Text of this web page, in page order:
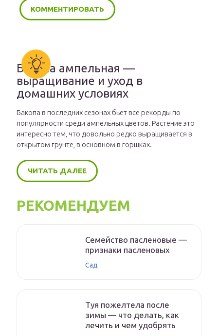
Бакопа ампельная —
выращивание и уход в
домашних условиях
Бакопа в последних сезонах бьет все рекорды по
популярности среди ампельных цветов. Растение это
интересно тем, что довольно редко выращивается в
открытом грунте, в основном в горшках.
ЧИТАТЬ ДАЛЕЕ
РЕКОМЕНДУЕМ
Семейство пасленовые —
признаки пасленовых
Сад
Туя пожелтела после
зимы — что делать, как
лечить и чем удобрять